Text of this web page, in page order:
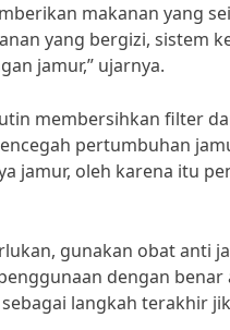
makanan yang
yang bergizi, sistem
jamur,” ujarnya.
membersihkan filter
pertumbuhan
jamur, oleh karena itu
gunakan obat anti
dengan benar
langkah terakhir